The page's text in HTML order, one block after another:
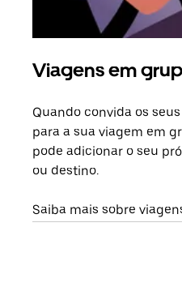
Viagens em
Quando convida os
para a sua viagem em
pode adicionar o seu
ou destino.
Saiba mais sobre